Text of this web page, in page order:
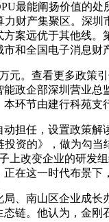
最能阐扬价值的
财产集聚区。深
方案远优于其他线
和全国电子消息财
。查看更多政策引
政企部深圳营业
环节由建行科苑支
任，设置政策解读
资的》，做为勾
上改变企业的研发
在这一时代布景下
南山区企业成长办
链。他认为，金